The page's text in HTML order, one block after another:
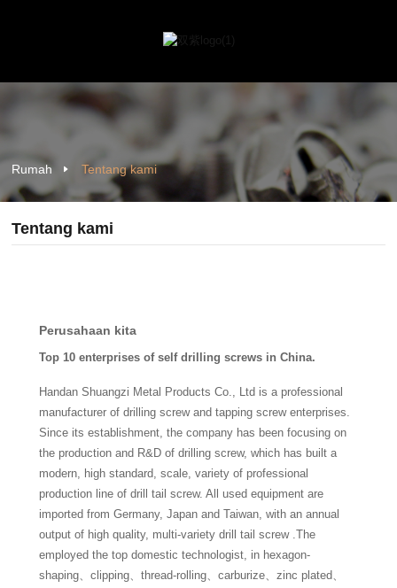
Rumah Tentang kami
Tentang kami
Perusahaan kita
Top 10 enterprises of self drilling screws in China.
Handan Shuangzi Metal Products Co., Ltd is a professional
manufacturer of drilling screw and tapping screw enterprises.
Since its establishment, the company has been focusing on
the production and R&D of drilling screw, which has built a
modern, high standard, scale, variety of professional
production line of drill tail screw. All used equipment are
imported from Germany, Japan and Taiwan, with an annual
output of high quality, multi-variety drill tail screw .The
employed the top domestic technologist, in hexagon-
shaping、clipping、thread-rolling、carburize、zinc plated、